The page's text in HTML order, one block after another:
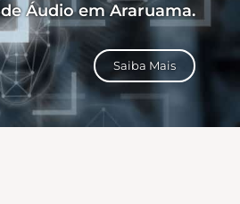
Áudio em Araruama.
Saiba Mais